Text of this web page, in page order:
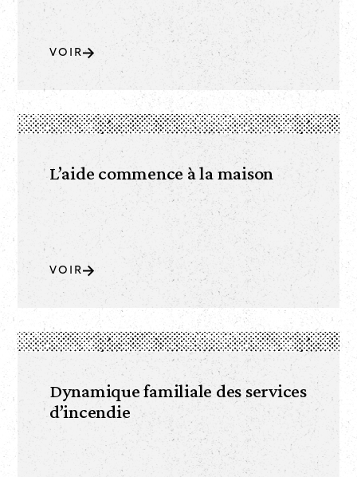
VOIR
L’aide commence à la maison
VOIR
Dynamique familiale des services
d’incendie